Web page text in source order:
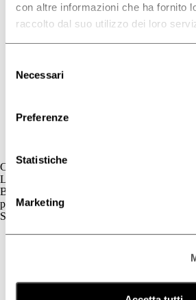
con altre informazioni che ha fornito
raccolto dal suo utilizzo dei loro
delNecessari
Preferenze
Statistiche
Marketing
Contatti
L'azienda
BIOGENA è un’azienda cosmetica la cui
principalmente al benessere della pelle.
Skincare